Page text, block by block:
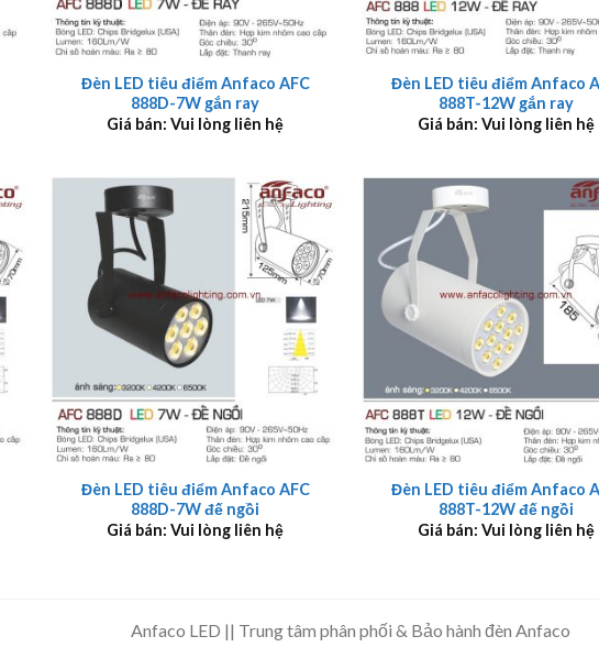
+
Đèn LED tiêu điểm Anfaco AFC
888D-7W gắn ray
Giá bán: Vui lòng liên hệ
+
Đèn LED tiêu điểm Anfaco
888T-12W gắn ray
Giá bán: Vui lòng liên hệ
+
Đèn LED tiêu điểm Anfaco AFC
888D-7W đế ngồi
Giá bán: Vui lòng liên hệ
+
Đèn LED tiêu điểm Anfaco
888T-12W đế ngồi
Giá bán: Vui lòng liên hệ
Anfaco LED || Trung tâm phân phối & Bảo hành đèn Anfaco